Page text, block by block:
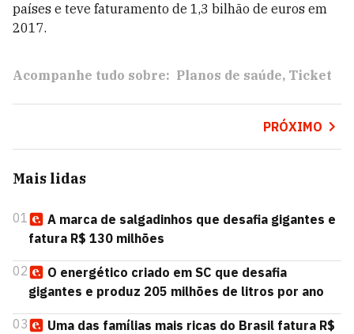
países e teve faturamento de 1,3 bilhão de euros em
2017.
Acompanhe tudo sobre: Planos de saúde Ticket
PRÓXIMO
Mais lidas
01
A marca de salgadinhos que desafia gigantes e
fatura R$ 130 milhões
02
O energético criado em SC que desafia
gigantes e produz 205 milhões de litros por ano
03
Uma das famílias mais ricas do Brasil fatura R$